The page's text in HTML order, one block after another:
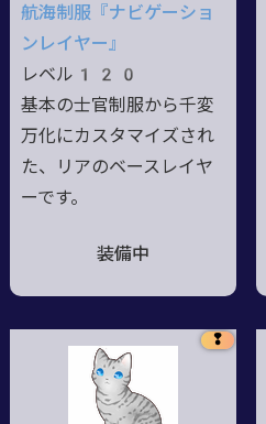
航海制服『ナビゲーショ
ンレイヤー』
レベル120
基本の士官制服から千変
万化にカスタマイズされ
た、リアのベースレイヤ
ーです。
装備中
❢